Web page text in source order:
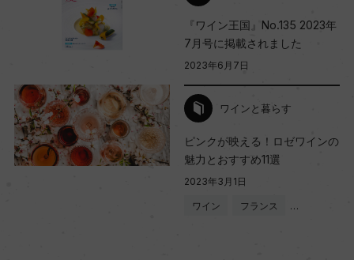
品質分類・原産地呼称
ヴィーノ・スプマンテ
格付
ー
『ワイン王国』No.135 2023年
7月号に掲載されました
2023年6月7日
ワインと暮らす
ピンクが映える！ロゼワインの
魅力とおすすめ11選
2023年3月1日
ワイン フランス …